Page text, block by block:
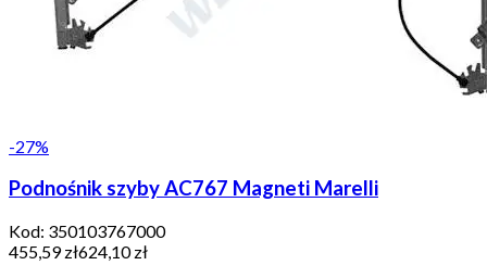
-27%
Podnośnik szyby AC767 Magneti Marelli
Kod: 350103767000
455,59 zł624,10 zł